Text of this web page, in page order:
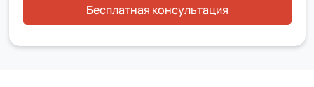
Бесплатная консультация